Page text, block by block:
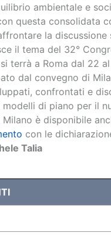
ambientale e
questa consolidata
la discussione
il tema del 32°
si terrà a Roma dal 22
dal convegno di
confrontati e
di piano per il
è disponibile
con le
Talia